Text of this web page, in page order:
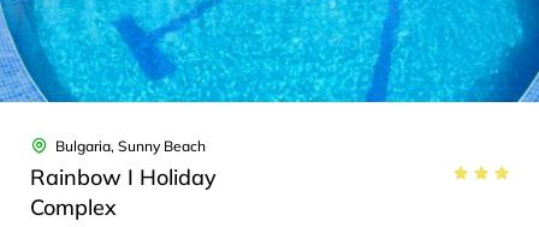
Bulgaria, Sunny Beach
Rainbow I Holiday
Complex